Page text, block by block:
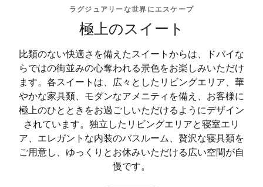
ラグジュアリーな世界にエスケープ
極上のスイート
比類のない快適さを備えたスイートからは、ドバイな
らではの街並みの心奪われる景色をお楽しみいただけ
ます。各スイートは、広々としたリビングエリア、華
やかな家具類、モダンなアメニティを備え、お客様に
極上のひとときをお過ごしいただけるようにデザイン
されています。独立したリビングエリアと寝室エリ
ア、エレガントな内装のバスルーム、贅沢な寝具類を
ご用意し、ゆっくりとお休みいただける広い空間が自
慢です。